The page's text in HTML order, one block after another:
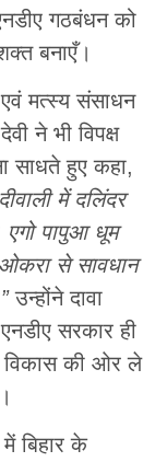
गठबंधन को
बनाएँ।
मत्स्य संसाधन
ने भी विपक्ष
साधते हुए कहा,
में दलिंदर
एगो पापुआ धूम
से सावधान
उन्होंने दावा
सरकार ही
विकास की ओर ले
बिहार के